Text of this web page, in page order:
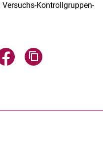
in den Bewegungsfeldern
- Good-practice-
in verschiedenen
Kontrollgruppen-
Mail teilen
über WhatsApp teilen
Seite über Facebook